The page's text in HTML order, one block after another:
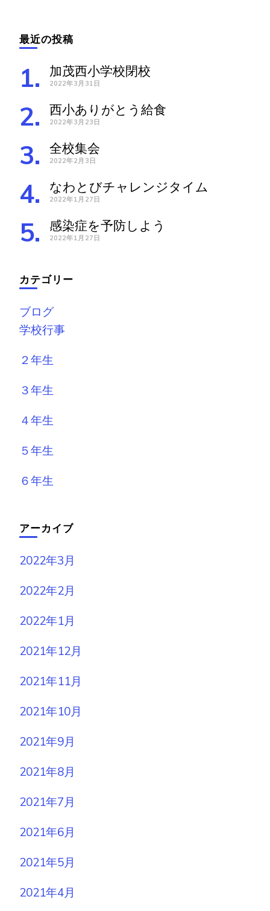
最近の投稿
加茂西小学校閉校
2022年3月31日
西小ありがとう給食
2022年3月23日
全校集会
2022年2月3日
なわとびチャレンジタイム
2022年1月27日
感染症を予防しよう
2022年1月27日
カテゴリー
ブログ
学校行事
２年生
３年生
４年生
５年生
６年生
アーカイブ
2022年3月
2022年2月
2022年1月
2021年12月
2021年11月
2021年10月
2021年9月
2021年8月
2021年7月
2021年6月
2021年5月
2021年4月